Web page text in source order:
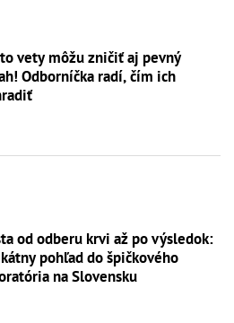
vety môžu zničiť aj pevný
Odborníčka radí, čím ich
od odberu krvi až po výsledok:
pohľad do špičkového
na Slovensku